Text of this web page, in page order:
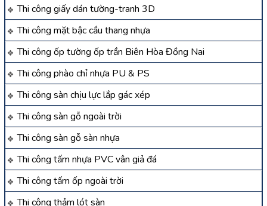
Thi công giấy dán tường-tranh 3D
Thi công mặt bậc cầu thang nhựa
Thi công ốp tường ốp trần Biên Hòa Đồng Nai
Thi công phào chỉ nhựa PU & PS
Thi công sàn chịu lực lắp gác xép
Thi công sàn gỗ ngoài trời
Thi công sàn gỗ sàn nhựa
Thi công tấm nhựa PVC vân giả đá
Thi công tấm ốp ngoài trời
Thi công thảm lót sàn